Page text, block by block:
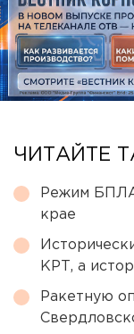
ЧИТАЙТЕ
Режим
крае
КРТ, а
Ракетную